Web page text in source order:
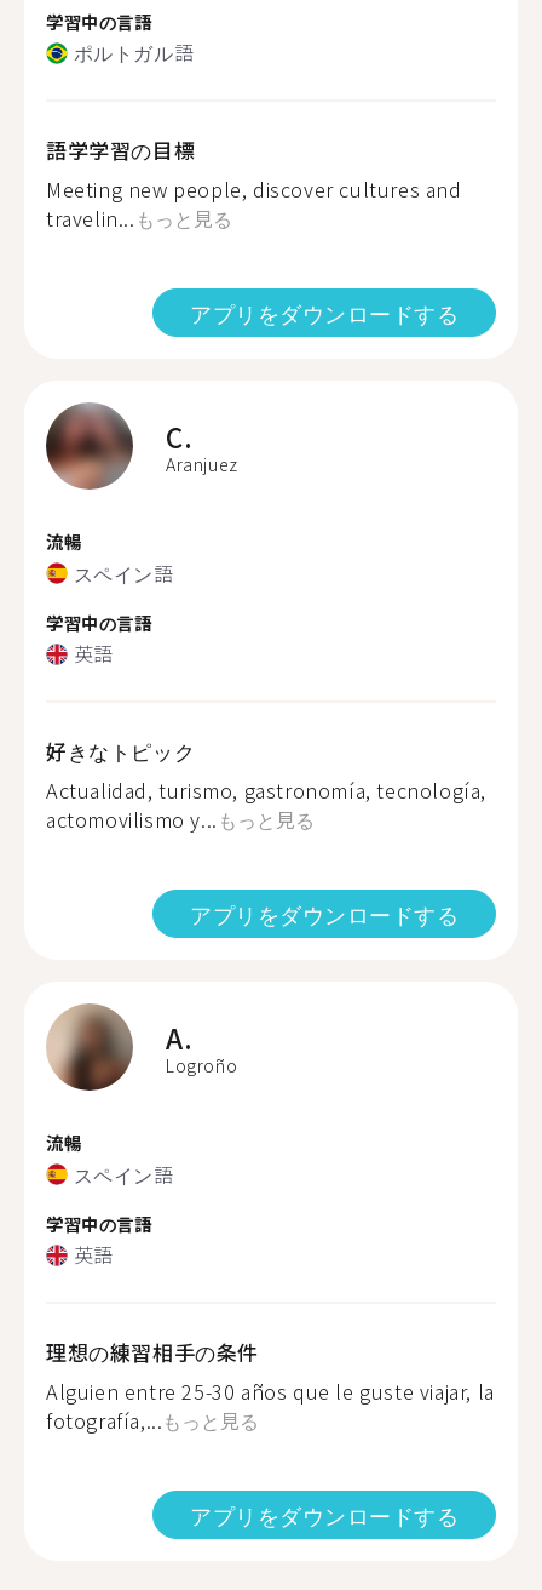
学習中の言語
ポルトガル語
語学学習の目標
Meeting new people, discover cultures and
travelin... もっと見る
アプリをダウンロードする
C.
Aranjuez
流暢
スペイン語
学習中の言語
英語
好きなトピック
Actualidad, turismo, gastronomía, tecnología,
actomovilismo y... もっと見る
アプリをダウンロードする
A.
Logroño
流暢
スペイン語
学習中の言語
英語
理想の練習相手の条件
Alguien entre 25-30 años que le guste viajar, la
fotografía,...もっと見る
アプリをダウンロードする